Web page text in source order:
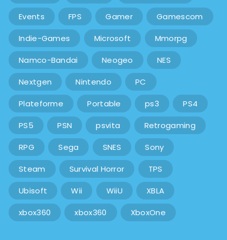
Events FPS Gamer Gamescom
Indie-Games Microsoft Mmorpg
Namco-Bandai Neogeo NES
Nextgen Nintendo PC
Plateforme Portable ps3 PS4
PS5 PSN psvita Retrogaming
RPG Sega SNES Sony
Steam Survival Horror TPS
Ubisoft Wii WiiU XBLA
xbox360 xbox360 XboxOne